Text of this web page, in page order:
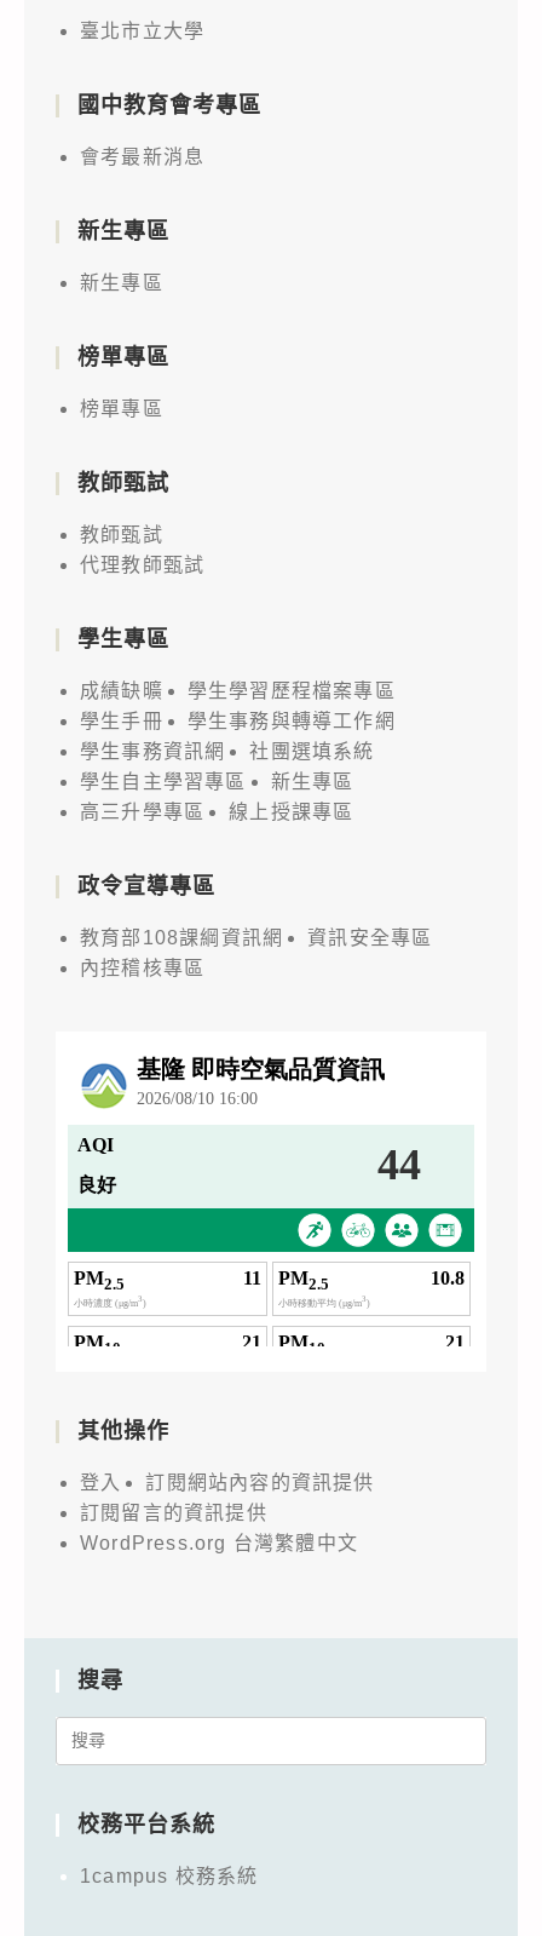
臺北市立大學
國中教育會考專區
會考最新消息
新生專區
新生專區
榜單專區
榜單專區
教師甄試
教師甄試
代理教師甄試
學生專區
成績缺曠
學生學習歷程檔案專區
學生手冊
學生事務與轉導工作網
學生事務資訊網
社團選填系統
學生自主學習專區
新生專區
高三升學專區
線上授課專區
政令宣導專區
教育部108課綱資訊網
資訊安全專區
內控稽核專區
其他操作
登入
訂閱網站內容的資訊提供
訂閱留言的資訊提供
WordPress.org 台灣繁體中文
搜尋
Search
校務平台系統
1campus 校務系統